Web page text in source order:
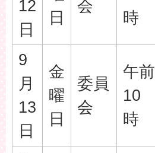
12
日
日
会
時
9
月
13
日
金
曜
日
委員
会
午前
10
時